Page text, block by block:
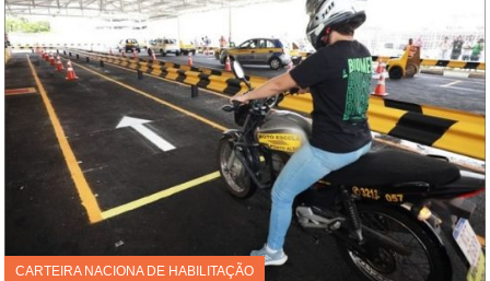
CARTEIRA NACIONA DE HABILITAÇÃO